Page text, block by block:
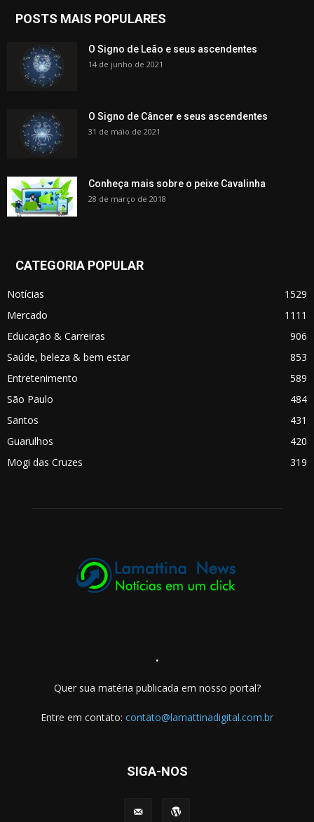
POSTS MAIS POPULARES
O Signo de Leão e seus ascendentes
14 de junho de 2021
O Signo de Câncer e seus ascendentes
31 de maio de 2021
Conheça mais sobre o peixe Cavalinha
28 de março de 2018
CATEGORIA POPULAR
Notícias
1529
Mercado
1111
Educação & Carreiras
906
Saúde, beleza & bem estar
853
Entretenimento
589
São Paulo
484
Santos
431
Guarulhos
420
Mogi das Cruzes
319
.
Quer sua matéria publicada em nosso portal?
Entre em contato: contato@lamattinadigital.com.br
SIGA-NOS